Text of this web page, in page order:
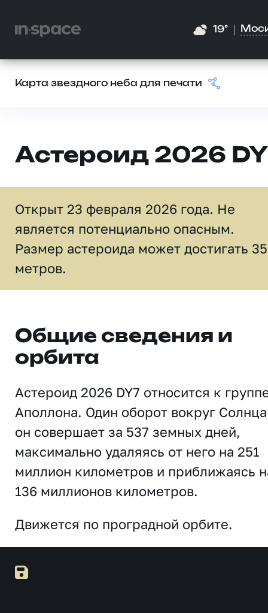
19°
Карта звездного неба для печати
Астероид 2026
Открыт 23 февраля 2026 года. Не
является потенциально опасным.
Размер астероида может достигать 35
метров.
Общие сведения и
орбита
Астероид 2026 DY7 относится к
Аполлона. Один оборот вокруг Солнца
он совершает за 537 земных дней,
максимально удаляясь от него на 251
миллион километров и приближаясь
136 миллионов километров.
Движется по проградной орбите.